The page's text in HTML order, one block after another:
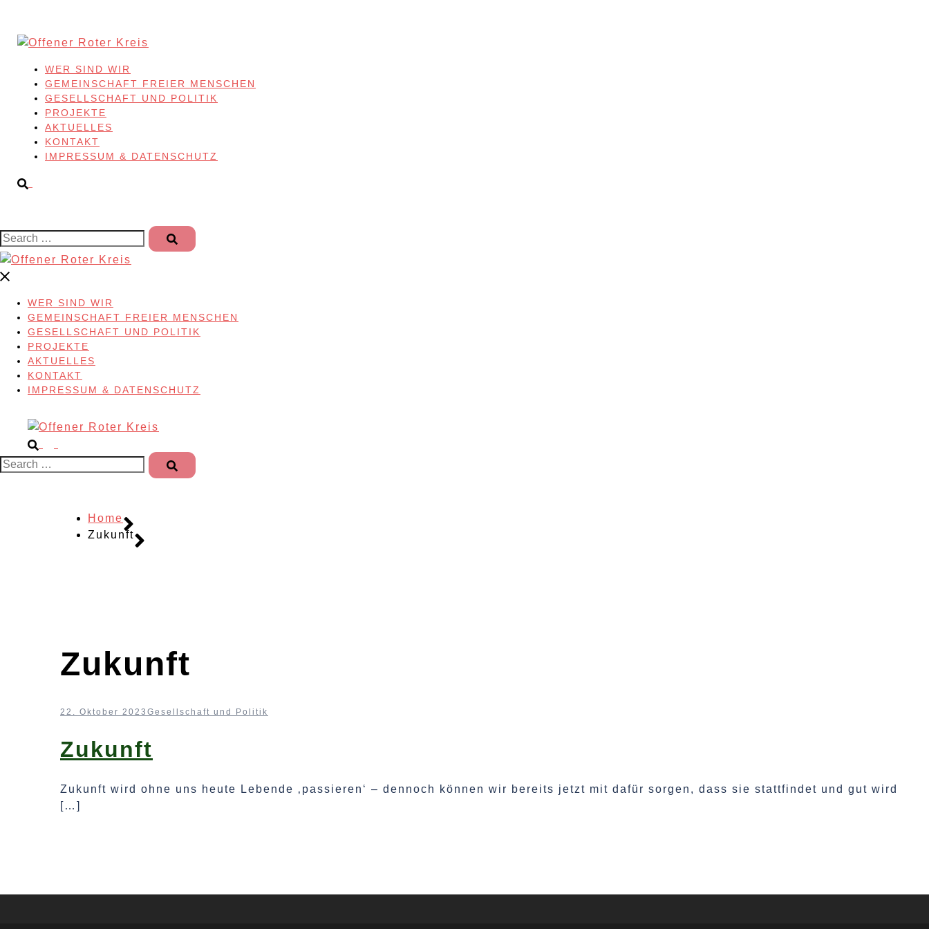
content
WER SIND WIR
GEMEINSCHAFT FREIER MENSCHEN
GESELLSCHAFT UND POLITIK
PROJEKTE
AKTUELLES
KONTAKT
IMPRESSUM & DATENSCHUTZ
Search…
WER SIND WIR
GEMEINSCHAFT FREIER MENSCHEN
GESELLSCHAFT UND POLITIK
PROJEKTE
AKTUELLES
KONTAKT
IMPRESSUM & DATENSCHUTZ
Search…
Home
Zukunft
Zukunft
22. Oktober 2023 Gesellschaft und Politik
Zukunft
Zukunft wird ohne uns heute Lebende ‚passieren‘ – dennoch können wir bereits jetzt mit dafür sorgen, dass sie stattfindet und gut wird
[…]